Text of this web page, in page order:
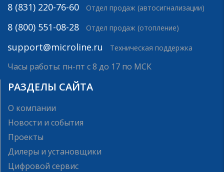
8 (831) 220-76-60 Отдел продаж (автосигнализации)
8 (800) 551-08-28 Отдел продаж (отопление)
support@microline.ru Техническая поддержка
Часы работы: пн-пт с 8 до 17 по МСК
РАЗДЕЛЫ САЙТА
О компании
Новости и события
Проекты
Дилеры и установщики
Цифровой сервис